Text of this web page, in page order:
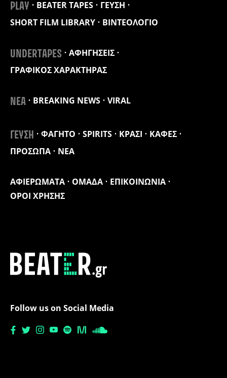
ΑΦΙΕΡΩΜΑΤΑ ΟΜΑΔΑ
ΕΠΙΚΟΙΝΩΝΙΑ
ΟΡΟΙ ΧΡΗΣΗΣ
PLAY BEATER TAPES
ΓΕΥΣΗ
SHORT FILM LIBRARY
ΒΙΝΤΕΟΛΟΓΙΟ
UNDERTAPES
ΑΦΗΓΗΣΕΙΣ
ΓΡΑΦΙΚΟΣ ΧΑΡΑΚΤΗΡΑΣ
ΝΕΑ BREAKING NEWS VIRAL
ΓΕΥΣΗ ΦΑΓΗΤΟ SPIRITS ΚΡΑΣΙ
ΚΑΦΕΣ
ΠΡΟΣΩΠΑ
ΝΕΑ
Follow us on Social Media